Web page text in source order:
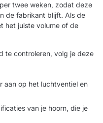
twee weken, zodat deze
de fabrikant blijft. Als de
het juiste volume of de
te controleren, volg je deze
aan op het luchtventiel en
van je hoorn, die je